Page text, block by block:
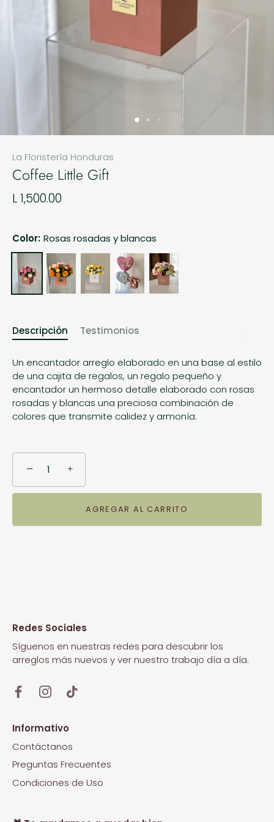
La Floristería Honduras
Coffee Little Gift
L 1,500.00
Color: Rosas rosadas y blancas
Descripción Testimonios
Un encantador arreglo elaborado en una base al estilo
de una cajita de regalos, un regalo pequeño y
encantador un hermoso detalle elaborado con rosas
rosadas y blancas una preciosa combinación de
colores que transmite calidez y armonía.
− +
AGREGAR AL CARRITO
🎁 Te ayudamos a quedar bien
Ideas, fechas clave y promociones directo a tu
correo.
Redes Sociales
Síguenos en nuestras redes para descubrir los
arreglos más nuevos y ver nuestro trabajo día a día.
Informativo
Contáctanos
Preguntas Frecuentes
Condiciones de Uso